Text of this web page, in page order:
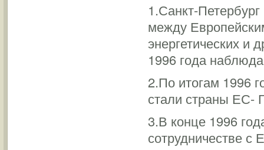
1.Санкт-
между
энергетических и
1996 года
2.По итогам 1996
стали страны ЕС-
3.В конце 1996
сотрудничестве